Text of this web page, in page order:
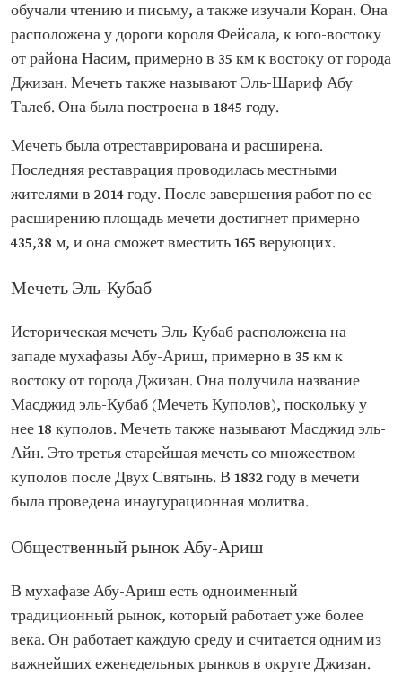
обучали чтению и письму, а также изучали Коран. Она
расположена у дороги короля Фейсала, к юго-востоку
от района Насим, примерно в 35 км к востоку от города
Джизан. Мечеть также называют Эль-Шариф Абу
Талеб. Она была построена в 1845 году.
Мечеть была отреставрирована и расширена.
Последняя реставрация проводилась местными
жителями в 2014 году. После завершения работ по ее
расширению площадь мечети достигнет примерно
435,38 м, и она сможет вместить 165 верующих.
Мечеть Эль-Кубаб
Историческая мечеть Эль-Кубаб расположена на
западе мухафазы Абу-Ариш, примерно в 35 км к
востоку от города Джизан. Она получила название
Масджид эль-Кубаб (Мечеть Куполов), поскольку у
нее 18 куполов. Мечеть также называют Масджид эль-
Айн. Это третья старейшая мечеть со множеством
куполов после Двух Святынь. В 1832 году в мечети
была проведена инаугурационная молитва.
Общественный рынок Абу-Ариш
В мухафазе Абу-Ариш есть одноименный
традиционный рынок, который работает уже более
века. Он работает каждую среду и считается одним из
важнейших еженедельных рынков в округе Джизан.